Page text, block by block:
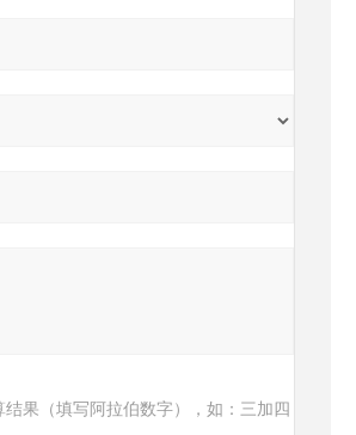
结果（填写阿拉伯数字），如：三加四